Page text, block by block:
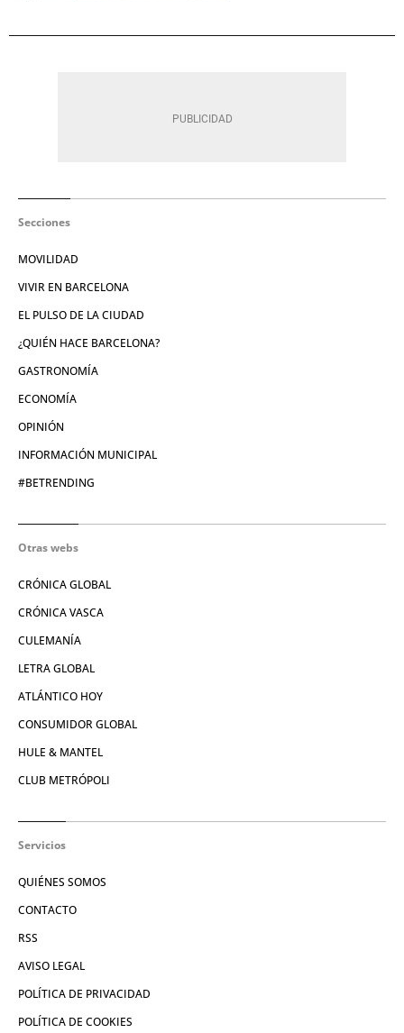
Secciones
MOVILIDAD
VIVIR EN BARCELONA
EL PULSO DE LA CIUDAD
¿QUIÉN HACE BARCELONA?
GASTRONOMÍA
ECONOMÍA
OPINIÓN
INFORMACIÓN MUNICIPAL
#BETRENDING
Otras webs
CRÓNICA GLOBAL
CRÓNICA VASCA
CULEMANÍA
LETRA GLOBAL
ATLÁNTICO HOY
CONSUMIDOR GLOBAL
HULE & MANTEL
CLUB METRÓPOLI
Servicios
QUIÉNES SOMOS
CONTACTO
RSS
AVISO LEGAL
POLÍTICA DE PRIVACIDAD
POLÍTICA DE COOKIES